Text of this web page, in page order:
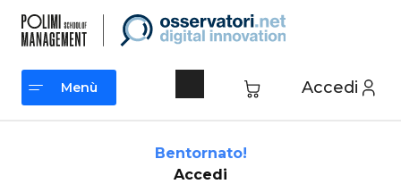
contenuto
Accedi
Menù
Bentornato!
Accedi